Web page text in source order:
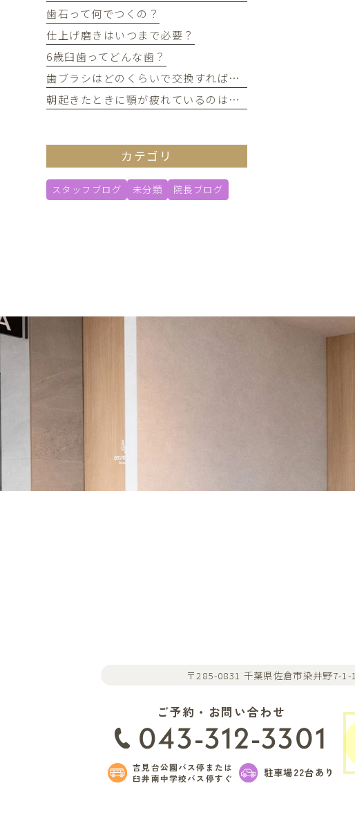
歯石って何でつくの？
仕上げ磨きはいつまで必要？
6歳臼歯ってどんな歯？
歯ブラシはどのくらいで交換すればいい？
朝起きたときに顎が疲れているのは歯ぎしりが原因？
カテゴリ
スタッフブログ 未分類 院長ブログ
〒285-0831 千葉県佐倉市染井野7-1-1
ご予約・お問い合わせ
043-312-3301
吉見台公園バス停または
臼井南中学校バス停すぐ
駐車場22台あり